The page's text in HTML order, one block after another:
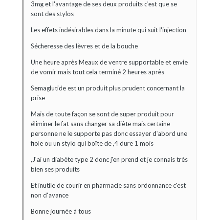
3mg et l'avantage de ses deux produits c'est que se
sont des stylos
Les effets indésirables dans la minute qui suit l'injection
Sécheresse des lèvres et de la bouche
Une heure après Meaux de ventre supportable et envie
de vomir mais tout cela terminé 2 heures après
Semaglutide est un produit plus prudent concernant la
prise
Mais de toute façon se sont de super produit pour
éliminer le fat sans changer sa diète mais certaine
personne ne le supporte pas donc essayer d'abord une
fiole ou un stylo qui boîte de ,4 dure 1 mois
,J'ai un diabète type 2 donc j'en prend et je connais très
bien ses produits
Et inutile de courir en pharmacie sans ordonnance c'est
non d'avance
Bonne journée à tous